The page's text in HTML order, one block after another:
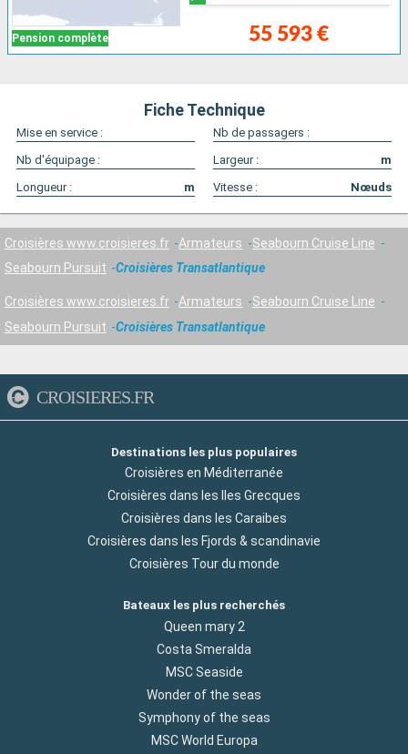
Pension complète 55 593 €
Fiche Technique
Mise en service :
Nb de passagers :
Nb d'équipage :
Largeur :
m
Longueur :
m Vitesse : Nœuds
Croisières www.croisieres.fr Armateurs
Seabourn Cruise Line
Seabourn Pursuit
Croisières Transatlantique
Croisières www.croisieres.fr Armateurs
Seabourn Cruise Line
Seabourn Pursuit
Croisières Transatlantique
CROISIERES.FR
Destinations les plus populaires
Croisières en Méditerranée
Croisières dans les Iles Grecques
Croisières dans les Caraibes
Croisières dans les Fjords & scandinavie
Croisières Tour du monde
Bateaux les plus recherchés
Queen mary 2
Costa Smeralda
MSC Seaside
Wonder of the seas
Symphony of the seas
MSC World Europa